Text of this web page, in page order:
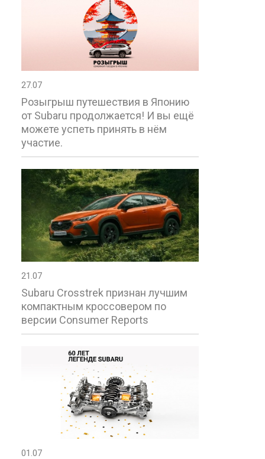
27.07
Розыгрыш путешествия в Японию
от Subaru продолжается! И вы ещё
можете успеть принять в нём
участие.
21.07
Subaru Crosstrek признан лучшим
компактным кроссовером по
версии Consumer Reports
01.07